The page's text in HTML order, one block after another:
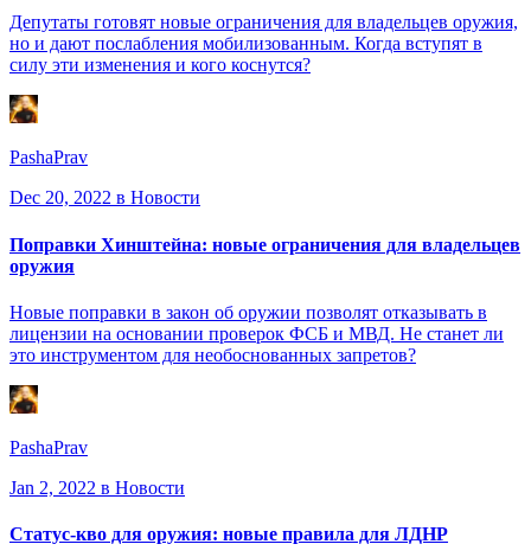
Депутаты готовят новые ограничения для владельцев оружия,
но и дают послабления мобилизованным. Когда вступят в
силу эти изменения и кого коснутся?
PashaPrav
Dec 20, 2022 в Новости
Поправки Хинштейна: новые ограничения для владельцев
оружия
Новые поправки в закон об оружии позволят отказывать в
лицензии на основании проверок ФСБ и МВД. Не станет ли
это инструментом для необоснованных запретов?
PashaPrav
Jan 2, 2022 в Новости
Статус-кво для оружия: новые правила для ЛДНР